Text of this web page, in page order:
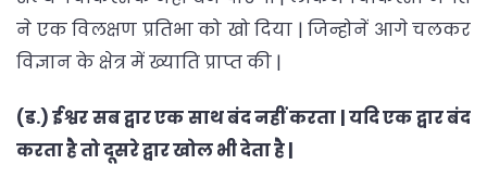
ने एक विलक्षण प्रतिभा को खो दिया | जिन्होनें आगे चलकर
विज्ञान के क्षेत्र में ख्याति प्राप्त की |
(ड.) ईश्वर सब द्वार एक साथ बंद नहीं करता | यदि एक द्वार बंद
करता है तो दूसरे द्वार खोल भी देता है |